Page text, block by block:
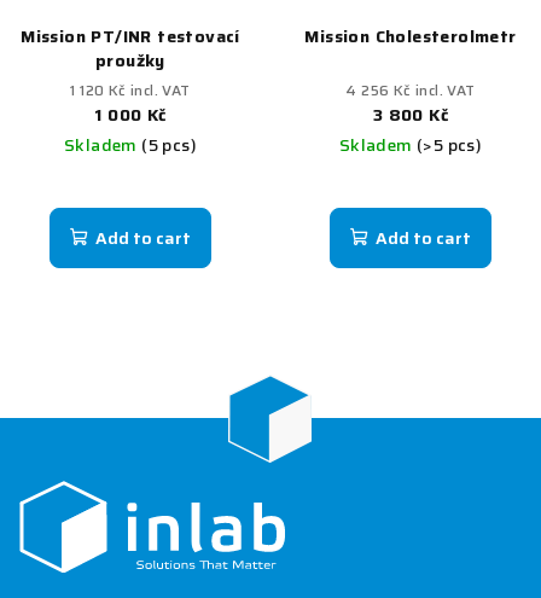
Mission PT/INR testovací
proužky
1 120 Kč incl. VAT
1 000 Kč
Skladem (5 pcs)
Add to cart
Mission Cholesterolmetr
4 256 Kč incl. VAT
3 800 Kč
Skladem (>5 pcs)
Add to cart
F